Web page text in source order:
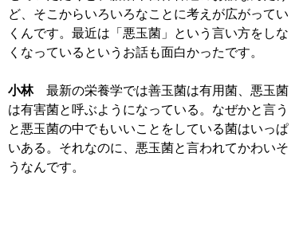
ど、そこからいろいろなことに考えが広がってい
くんです。最近は「悪玉菌」という言い方をしな
くなっているというお話も面白かったです。
小林最新の栄養学では善玉菌は有用菌、悪玉菌
は有害菌と呼ぶようになっている。なぜかと言う
と悪玉菌の中でもいいことをしている菌はいっぱ
いある。それなのに、悪玉菌と言われてかわいそ
うなんです。